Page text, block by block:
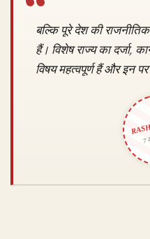
बल्कि पूरे देश की
हैं। विशेष राज्य का दर्जा,
विषय महत्वपूर्ण हैं और इन
7